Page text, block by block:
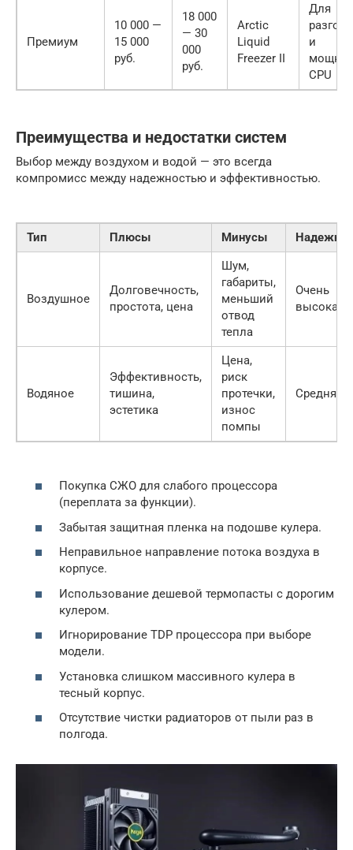
Премиум
10 000 —
15 000
руб.
18 000
— 30
000
руб.
Arctic
Liquid
Freezer II
Для
разгона
и
CPU
Преимущества и недостатки систем
Выбор между воздухом и водой — это всегда
компромисс между надежностью и эффективностью.
Тип Плюсы Минусы
Воздушное
Долговечность,
простота, цена
Шум,
габариты,
меньший
отвод
тепла
Очень
высокая
Водяное
Эффективность,
тишина,
эстетика
Цена,
риск
протечки,
износ
помпы
Средняя
Покупка СЖО для слабого процессора
(переплата за функции).
Забытая защитная пленка на подошве кулера.
Неправильное направление потока воздуха в
корпусе.
Использование дешевой термопасты с дорогим
кулером.
Игнорирование TDP процессора при выборе
модели.
Установка слишком массивного кулера в
тесный корпус.
Отсутствие чистки радиаторов от пыли раз в
полгода.